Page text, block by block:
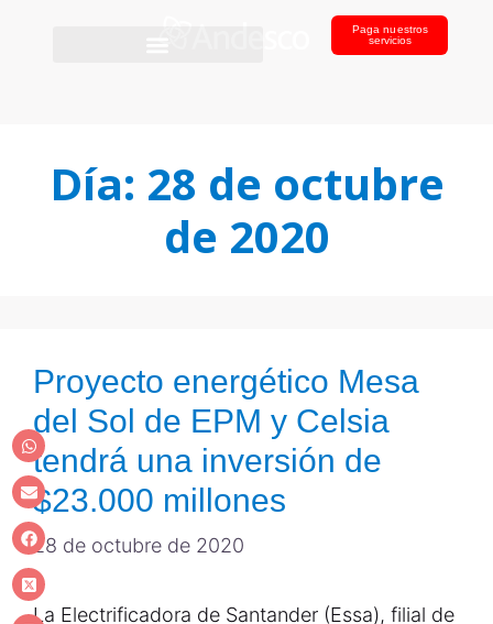
Paga nuestros
servicios
Día: 28 de octubre
de 2020
Proyecto energético Mesa
del Sol de EPM y Celsia
tendrá una inversión de
$23.000 millones
28 de octubre de 2020
La Electrificadora de Santander (Essa), filial de